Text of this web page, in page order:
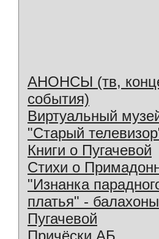
АНОНСЫ (тв,
события)
Виртуальный
"Старый
Книги о Пугачевой
Стихи о
"Изнанка
платья" - балахоны
Пугачевой
Причёски АБ